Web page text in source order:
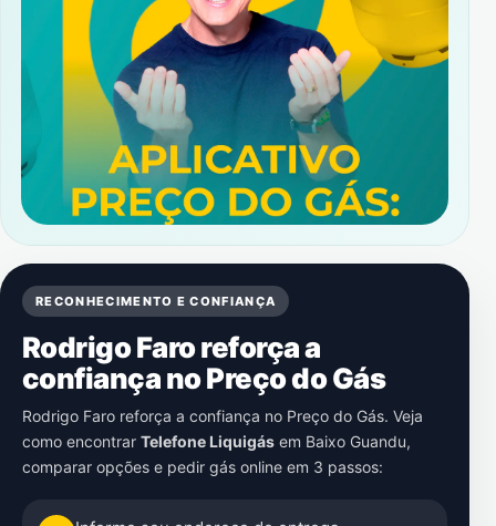
RECONHECIMENTO E CONFIANÇA
Rodrigo Faro reforça a
confiança no Preço do Gás
Rodrigo Faro reforça a confiança no Preço do Gás. Veja
como encontrar Telefone Liquigás em Baixo Guandu,
comparar opções e pedir gás online em 3 passos: